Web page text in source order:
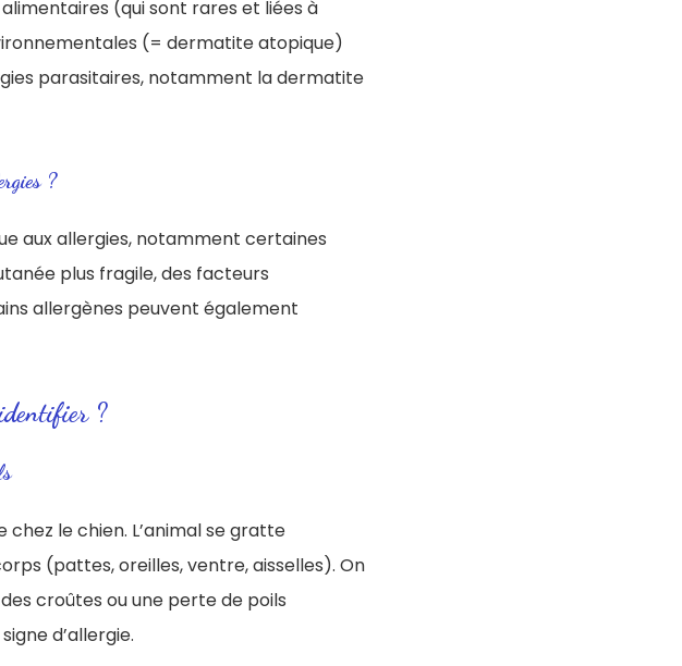
(qui sont rares et liées à
(= dermatite atopique)
parasitaires, notamment la dermatite
?
aux allergies, notamment certaines
plus fragile, des facteurs
allergènes peuvent également
?
chez le chien. L’animal se gratte
(pattes, oreilles, ventre, aisselles). On
croûtes ou une perte de poils
d’allergie.